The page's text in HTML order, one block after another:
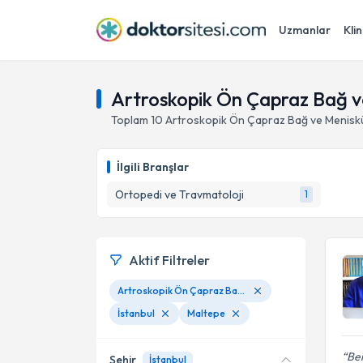
Uzmanlar
Artroskopik Ön Çapraz Bağ
Toplam 10 Artroskopik Ön Çapraz Bağ ve
İlgili Branşlar
Ortopedi ve Travmatoloji
1
Aktif Filtreler
Artroskopik Ön Çapraz Bağ ve Menisküs Onarımı
İstanbul
Maltepe
Şehir İstanbul